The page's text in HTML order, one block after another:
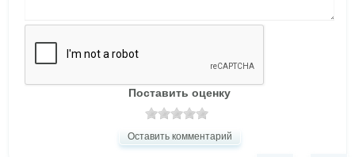
Поставить оценку
Оставить комментарий